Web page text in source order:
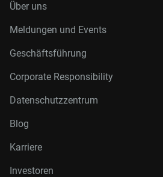
Über uns
Meldungen und Events
Geschäftsführung
Corporate Responsibility
Datenschutzzentrum
Blog
Karriere
Investoren